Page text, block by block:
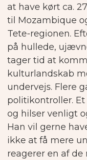
at have kørt ca.
til Mozambique
Tete-regionen.
på hullede,
tager tid at
kulturlandskab
undervejs. Flere
politikontroller.
og hilser venligt
Han vil gerne
ikke at få mere
reagerer en af